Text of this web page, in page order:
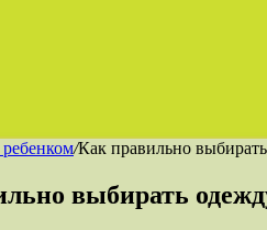
ребенком/Как правильно
выбирать